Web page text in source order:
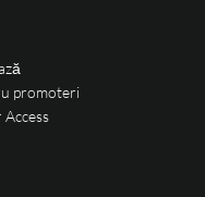
promoteri